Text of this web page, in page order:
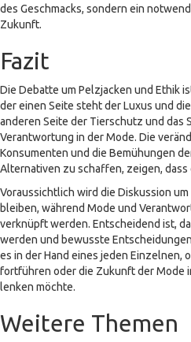
des Geschmacks, sondern ein
Zukunft.
Fazit
Die Debatte um Pelzjacken und Ethik
der einen Seite steht der Luxus und
anderen Seite der Tierschutz und das
Verantwortung in der Mode. Die
Konsumenten und die Bemühungen
Alternativen zu schaffen, zeigen,
Voraussichtlich wird die Diskussion
bleiben, während Mode und
verknüpft werden. Entscheidend ist,
werden und bewusste
es in der Hand eines jeden Einzelnen,
fortführen oder die Zukunft der Mode
lenken möchte.
Weitere Themen